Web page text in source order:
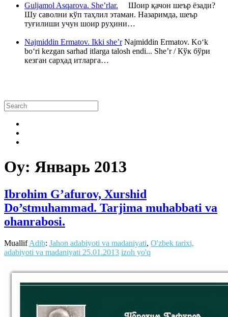
Guljamol Asqarova. She’rlar. Шоир қачон шеър ёзади?
Шу саволни кўп таҳлил этаман. Назаримда, шеър
туғилиши учун шоир руҳини…
Najmiddin Ermatov. Ikki she’rNajmiddin Ermatov. Ko‘k
bo‘ri kezgan sarhad itlarga talosh endi... She’r / Кўк бўри
кезган сарҳад итларга…
Oy: Январь 2013
Ibrohim G’afurov, Xurshid
Do’stmuhammad. Tarjima muhabbati va
ohanrabosi.
MuallifAdib: Jahon adabiyoti va madaniyati, O'zbek tarixi,
adabiyoti va madaniyati 25.01.2013 izoh yo'q